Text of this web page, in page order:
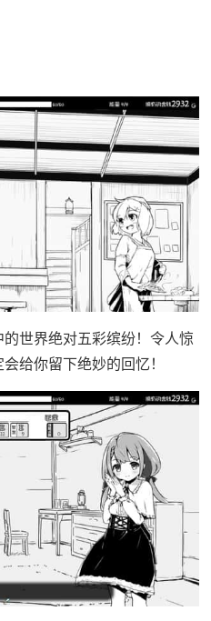
世界绝对五彩缤纷！令人惊
给你留下绝妙的回忆！